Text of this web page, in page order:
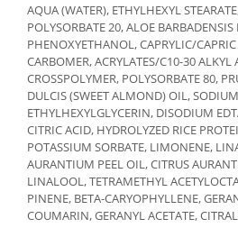
AQUA (WATER), ETHYLHEXYL
POLYSORBATE 20, ALOE BARBADENSIS
PHENOXYETHANOL, CAPRYLIC/CAPRIC
CARBOMER, ACRYLATES/C10-30 ALKYL
CROSSPOLYMER, POLYSORBATE 80,
DULCIS (SWEET ALMOND) OIL,
ETHYLHEXYLGLYCERIN, DISODIUM
CITRIC ACID, HYDROLYZED RICE
POTASSIUM SORBATE, LIMONENE,
AURANTIUM PEEL OIL, CITRUS
LINALOOL, TETRAMETHYL
PINENE, BETA-CARYOPHYLLENE,
COUMARIN, GERANYL ACETATE,